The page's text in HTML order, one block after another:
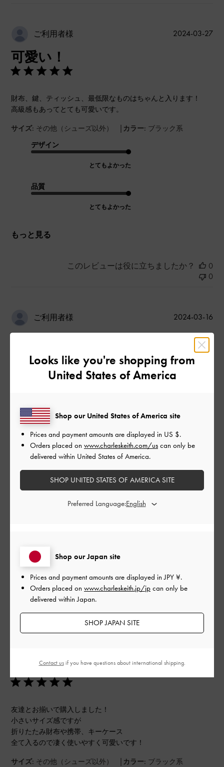
ご利用者様
可愛い！
財布、鍵、ティッシュ、最低限なものはちゃんと入ります！
高級感もあってとても可愛いです。
サイズ: その他（シューズ以外） | カラー: ブラック系
デザイン
とてもよかった
品質
とてもよかった
もっと見る
公
2024-03-27
このレビューは役に立ちましたか？
0
0
ご利用者様
小さな箱のようなカチッとした形がお気に入りです。
違って普通に実用的に使えるバッグの中で一番小さいという感
じがしました。
きちんと感もあってお値段もそこそこなのでおすすめです。
サイズ: その他（シューズ以外） | カラー: ベージュ系
デザイン
よかった
もっと見る
公
日
2024-03-16
このレビューは役に立ちましたか？
可愛いサイズ感
友達とお揃いで購入しました！
小さいサイズ感ですが
折りたたみ財布や携帯、キーケース
全て入るので凄く使いやすく可愛いです！
サイズ: その他（シューズ以外） | カラー: ブラック系
Looks like you're shopping from
United States of America
Shop our Japan site
Prices and payment amounts are displayed inJPY ¥.
Orders placed on www.charleskeith.jp/jp can only be
delivered within Japan.
SHOP JAPAN SITE
Shop our United States of America site
Prices and payment amounts are displayed in US $.
Orders placed on www.charleskeith.com/us can only be
delivered within United States of America.
SHOP UNITED STATES OF AMERICA SITE
Preferred Language:
Contact usif you have questions about international shipping.